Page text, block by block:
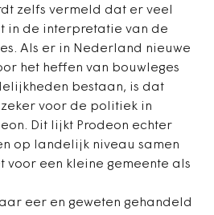
zelfs vermeld dat er veel
in de interpretatie van de
Als er in Nederland nieuwe
het heffen van bouwleges
bestaan, is dat
voor de politiek in
Dit lijkt Prodeon echter
op landelijk niveau samen
voor een kleine gemeente als
eer en geweten gehandeld